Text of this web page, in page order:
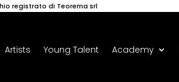
registrato di Teorema srl
Artists Young Talent Academy